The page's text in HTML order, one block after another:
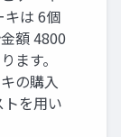
キは 6個
額 4800
ます。
の購入
を用い